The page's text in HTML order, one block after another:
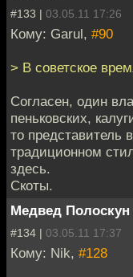
#133 | 03.05.11 17:26
Кому: Garul, #90
> В советское
Согласен, один
пеньковских,
то
традиционном
здесь.
Скоты.
Медвед Полоскун
#134 | 03.05.11 17:37
Кому: Nik, #128